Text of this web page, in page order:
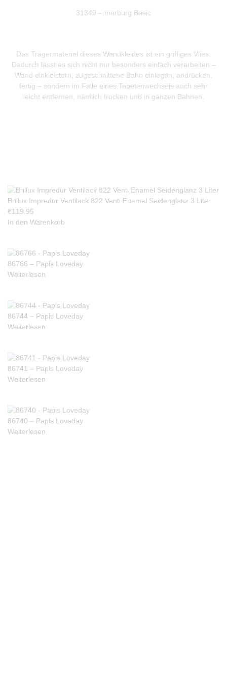
31349 – marburg Basic
Das Trägermaterial dieses Wandkleides ist ein griffiges Vlies.
Dadurch lässt es sich nicht nur besonders einfach verarbeiten –
Wand einkleistern, zugeschnittene Bahn einlegen, andrücken,
fertig – sondern im Falle eines Tapetenwechsels auch sehr
leicht entfernen, nämlich trocken und in ganzen Bahnen.
Brillux Impredur Ventilack 822 Venti Enamel Seidenglanz 3 Liter
€119.95
In den Warenkorb
86766 – Papis Loveday
Weiterlesen
86744 – Papis Loveday
Weiterlesen
86741 – Papis Loveday
Weiterlesen
86740 – Papis Loveday
Weiterlesen